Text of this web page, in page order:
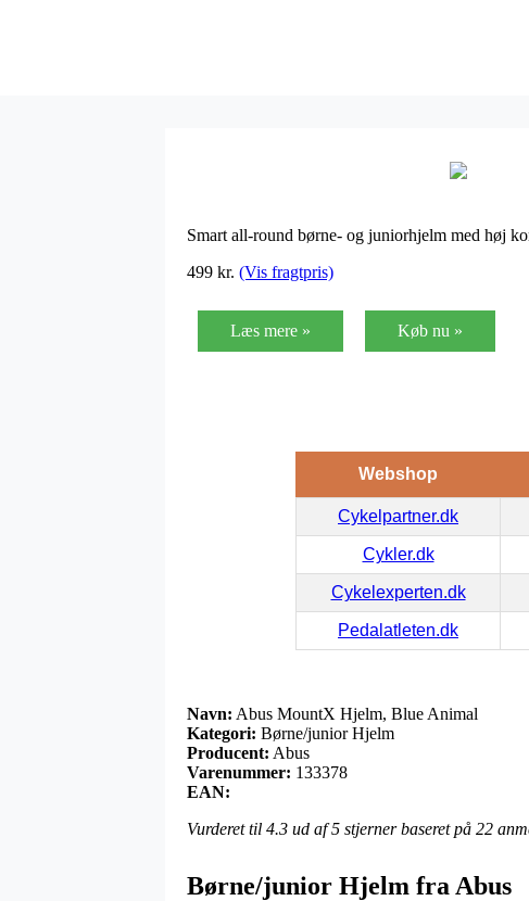
Smart all-round børne- og juniorhjelm med høj
499 kr. (Vis fragtpris)
Læs mere » Køb nu »
Webshop
Cykelpartner.dk
Cykler.dk
Cykelexperten.dk
Pedalatleten.dk
Navn: Abus MountX Hjelm, Blue Animal
Kategori: Børne/junior Hjelm
Producent: Abus
Varenummer: 133378
EAN:
Vurderet til 4.3 ud af 5 stjerner baseret på 22
Børne/junior Hjelm fra Abus